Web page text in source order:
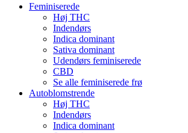
Feminiserede
Høj THC
Indendørs
Indica dominant
Sativa dominant
Udendørs feminiserede
CBD
Se alle feminiserede frø
Autoblomstrende
Høj THC
Indendørs
Indica dominant